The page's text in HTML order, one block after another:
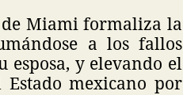
de Miami formaliza la
a los fallos
esposa, y elevando el
mexicano por